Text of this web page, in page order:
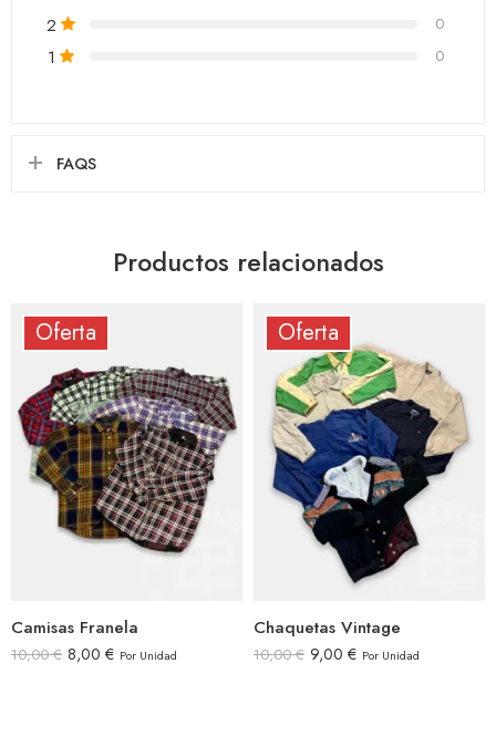
2 0
1 0
FAQS
Productos relacionados
Oferta
-20%
Camisas Franela
10,00€ 8,00 € Por Unidad
Oferta
-10%
Chaquetas Vintage
10,00€ 9,00 € Por Unidad